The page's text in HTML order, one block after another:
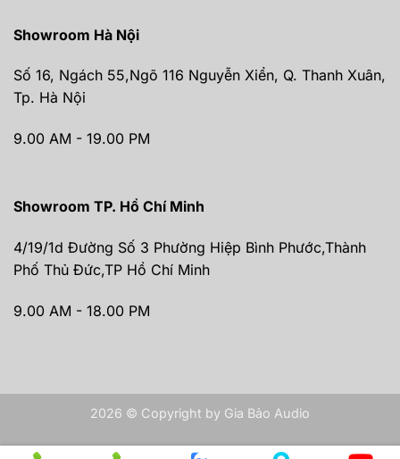
Showroom Hà Nội
Số 16, Ngách 55,Ngõ 116 Nguyễn Xiển, Q. Thanh Xuân,
Tp. Hà Nội
9.00 AM - 19.00 PM
Showroom TP. Hồ Chí Minh
4/19/1d Đường Số 3 Phường Hiệp Bình Phước,Thành
Phố Thủ Đức,TP Hồ Chí Minh
9.00 AM - 18.00 PM
2026 © Copyright by Gia Bảo Audio